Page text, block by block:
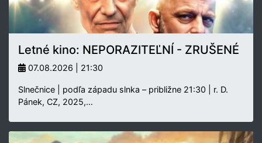
Letné kino: NEPORAZITEĽNÍ - ZRUŠENÉ
07.08.2026 | 21:30
Slnečnice | podľa západu slnka – približne 21:30 | r. D.
Pánek, CZ, 2025,…